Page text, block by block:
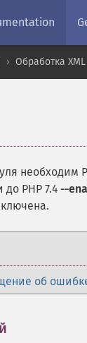
Обработка XML
необходим
до PHP 7.4 --
об